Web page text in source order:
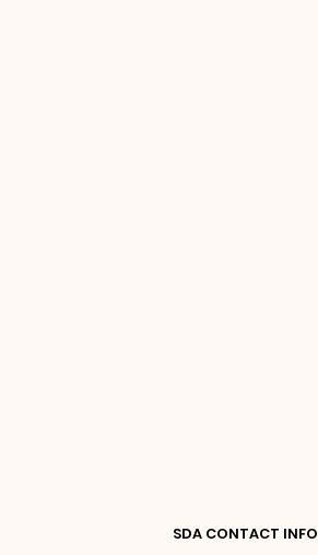
SDA CONTACT INFO